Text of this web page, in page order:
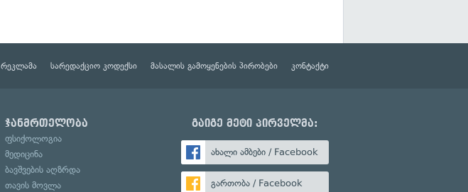
რეკლამა სარედაქციო კოდექსი მასალის გამოყენების პირობები კონტაქტი
ჯანმრთელობა
ფსიქოლოგია
მედიცინა
ბავშვების აღზრდა
თავის მოვლა
გაიგე მეტი პირველმა:
ახალი ამბები / Facebook
გართობა / Facebook